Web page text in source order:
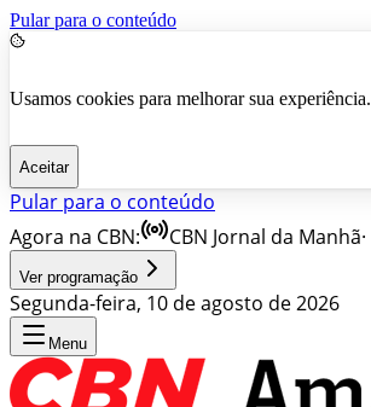
Pular para o conteúdo
Usamos cookies para melhorar sua experiência.
Aceitar
Pular para o conteúdo
Agora na CBN:
CBN Jornal da Manhã·
Ver programação
Segunda-feira, 10 de agosto de 2026
Menu